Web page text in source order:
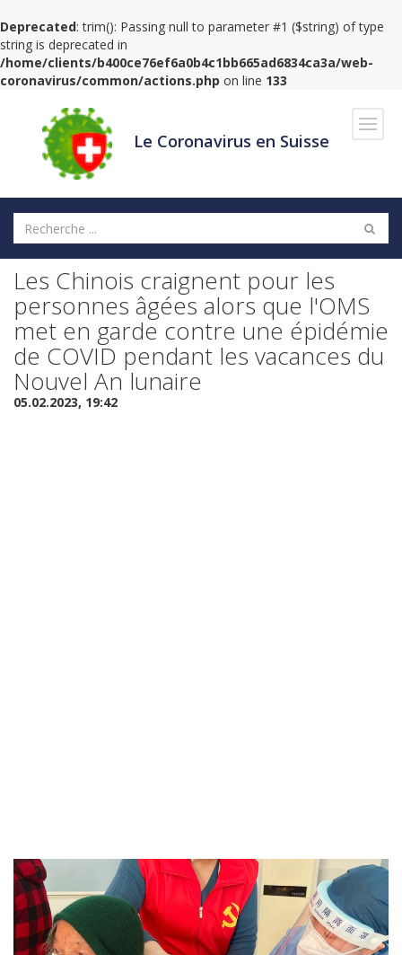
Deprecated: trim(): Passing null to parameter #1 ($string) of type
string is deprecated in
/home/clients/b400ce76ef6a0b4c1bb665ad6834ca3a/web-
coronavirus/common/actions.php on line 133
Le Coronavirus en Suisse
Les Chinois craignent pour les
personnes âgées alors que l'OMS
met en garde contre une épidémie
de COVID pendant les vacances du
Nouvel An lunaire
05.02.2023, 19:42